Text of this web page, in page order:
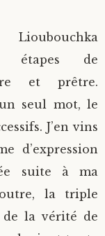
étapes de
et prêtre.
seul mot, le
J’en vins
d’expression
suite à ma
la triple
la vérité de